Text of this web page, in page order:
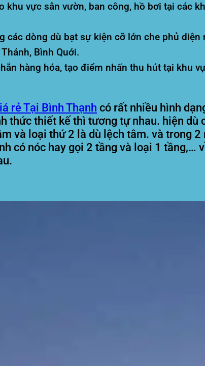
khu vực sân vườn, ban công, hồ bơi tại các
các dòng dù bạt sự kiện cỡ lớn che phủ
Bình Quới.
hàng hóa, tạo điểm nhấn thu hút tại khu
rẻ Tại Bình Thạnh có rất nhiều hình
thức thiết kế thì tương tự nhau. hiện
và loại thứ 2 là dù lệch tâm. và trong
có nóc hay gọi 2 tầng và loại 1 tầng,…